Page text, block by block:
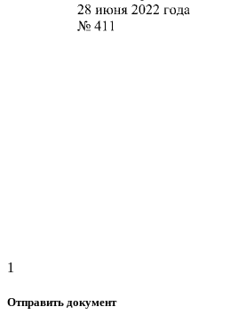
1
Отправить документ